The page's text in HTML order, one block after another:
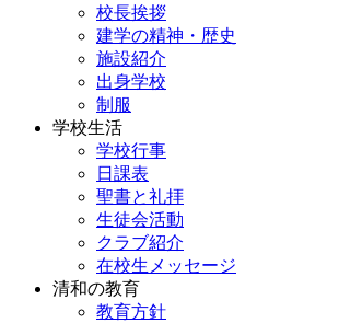
校長挨拶
建学の精神・歴史
施設紹介
出身学校
制服
学校生活
学校行事
日課表
聖書と礼拝
生徒会活動
クラブ紹介
在校生メッセージ
清和の教育
教育方針